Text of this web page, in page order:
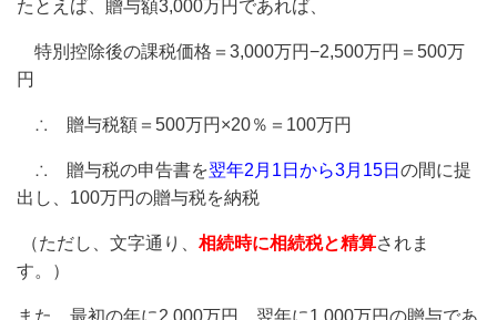
たとえば、贈与額3,000万円であれば、
特別控除後の課税価格＝3,000万円−2,500万円＝500万
円
∴ 贈与税額＝500万円×20％＝100万円
∴ 贈与税の申告書を翌年2月1日から3月15日 の間に提
出し、100万円の贈与税を納税
（ただし、文字通り、 相続時に相続税と精算されま
す。）
また、最初の年に2,000万円、翌年に1,000万円の贈与であ